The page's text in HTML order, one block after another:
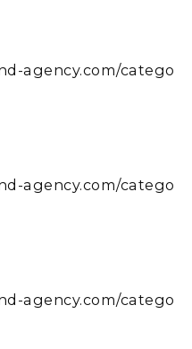
agency.com/catego
agency.com/catego
agency.com/catego